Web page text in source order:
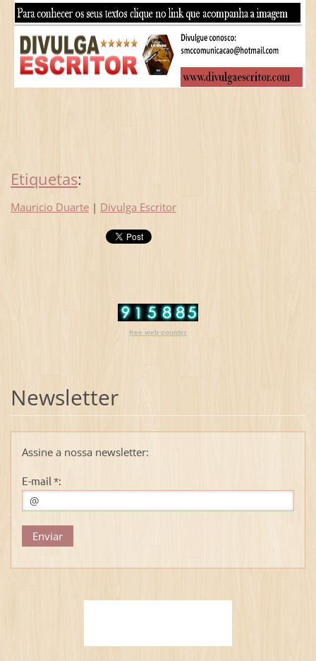
Etiquetas:
Mauricio Duarte | Divulga Escritor
free web counter
Newsletter
Assine a nossa newsletter:
E-mail *: